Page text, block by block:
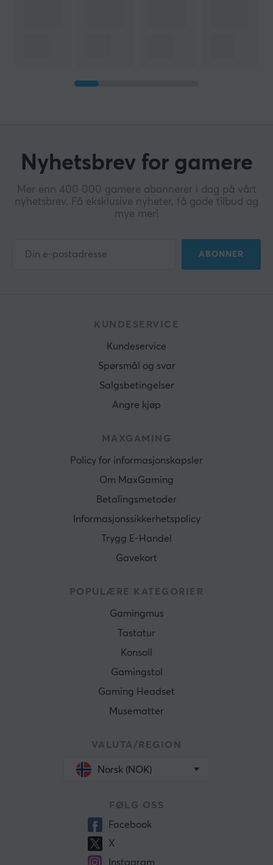
Nyhetsbrev for gamere
Mer enn 400 000 gamere abonnerer i dag på vårt
nyhetsbrev. Få eksklusive nyheter, få gode tilbud og
mye mer!
ABONNER
KUNDESERVICE
Kundeservice
Spørsmål og svar
Salgsbetingelser
Angre kjøp
MAXGAMING
Policy for informasjonskapsler
Om MaxGaming
Betalingsmetoder
Informasjonssikkerhetspolicy
Trygg E-Handel
Gavekort
POPULÆRE KATEGORIER
Gamingmus
Tastatur
Konsoll
Gamingstol
Gaming Headset
Musematter
VALUTA/REGION
Norsk (NOK)
FØLG OSS
Facebook
X
Instagram